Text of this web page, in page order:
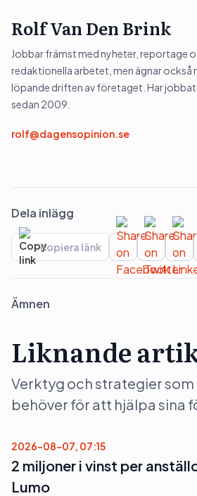
Rolf Van Den Brink
Jobbar främst med nyheter, reportage
redaktionella arbetet, men ägnar också
löpande driften av företaget. Har jobbat
sedan 2009.
rolf@dagensopinion.se
Dela inlägg
Kopiera länk
Ämnen
Liknande
Verktyg och strategier
behöver för att hjälpa sina
2026-08-07, 07:15
2 miljoner i vinst per
Lumo